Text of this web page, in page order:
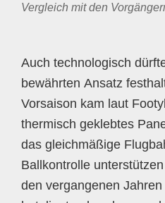
Vergleich mit den
Auch technologisch
bewährten Ansatz
Vorsaison kam laut
thermisch geklebtes
das gleichmäßige
Ballkontrolle
den vergangenen